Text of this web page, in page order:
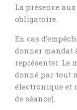
La présence
obligatoire.
En cas
donner mandat
représenter. Le
donné par tout
électronique et
de séance).